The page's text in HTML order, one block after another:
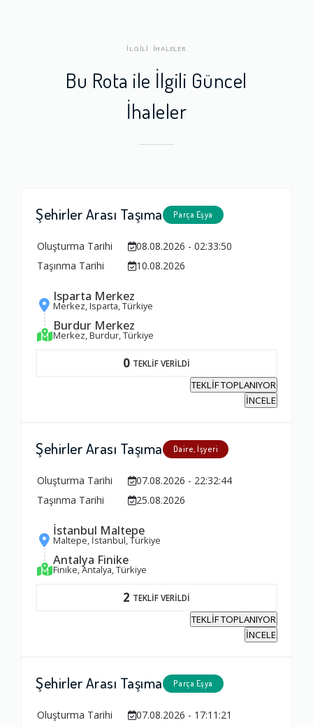
İLGİLİ İHALELER
Bu Rota ile İlgili Güncel
İhaleler
Şehirler Arası Taşıma Parça Eşya
Oluşturma Tarihi
08.08.2026 - 02:33:50
Taşınma Tarihi
10.08.2026
Isparta Merkez
Merkez, Isparta, Türkiye
Burdur Merkez
Merkez, Burdur, Türkiye
0 TEKLİF VERİLDİ
TEKLİF TOPLANIYOR
İNCELE
Şehirler Arası Taşıma Daire, İşyeri
Oluşturma Tarihi
07.08.2026 - 22:32:44
Taşınma Tarihi
25.08.2026
İstanbul Maltepe
Maltepe, İstanbul, Türkiye
Antalya Finike
Finike, Antalya, Türkiye
2 TEKLİF VERİLDİ
TEKLİF TOPLANIYOR
İNCELE
Şehirler Arası Taşıma Parça Eşya
Oluşturma Tarihi
07.08.2026 - 17:11:21